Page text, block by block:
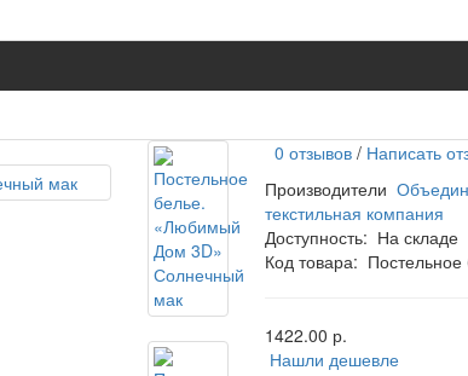
0 отзывов / Написать
Производители
текстильная компания
Доступность: На складе
Код товара:
1422.00 р.
Нашли дешевле